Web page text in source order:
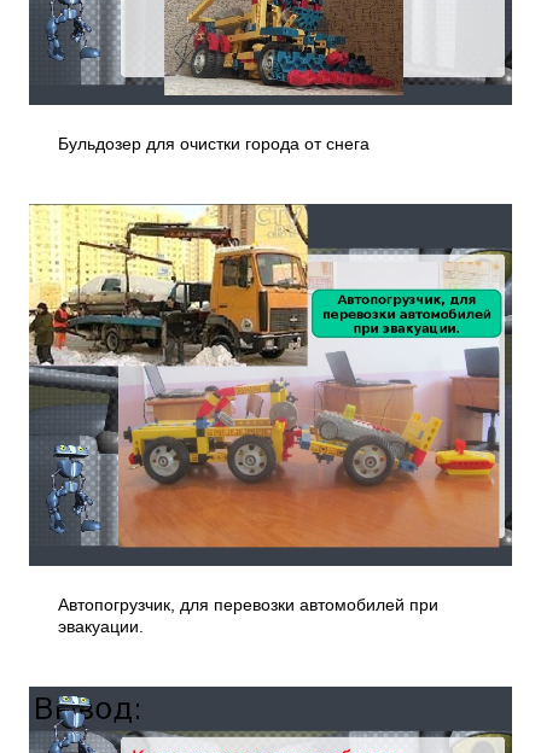
Бульдозер для очистки города от снега
Автопогрузчик, для перевозки автомобилей при
эвакуации.